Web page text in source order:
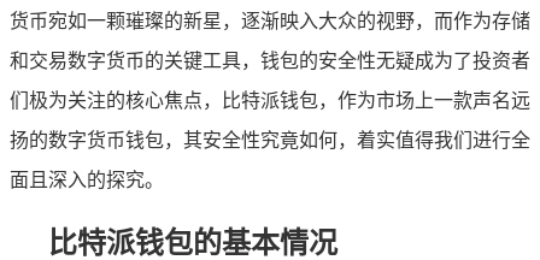
货币宛如一颗璀璨的新星，逐渐映入大众的视野，而作为存储
和交易数字货币的关键工具，钱包的安全性无疑成为了投资者
们极为关注的核心焦点，比特派钱包，作为市场上一款声名远
扬的数字货币钱包，其安全性究竟如何，着实值得我们进行全
面且深入的探究。
比特派钱包的基本情况